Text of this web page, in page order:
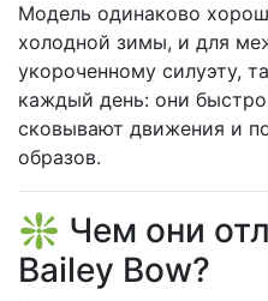
Модель одинаково
холодной зимы, и для
укороченному силуэту,
каждый день: они
сковывают движения и
образов.
❇️ Чем они
Bailey Bow?